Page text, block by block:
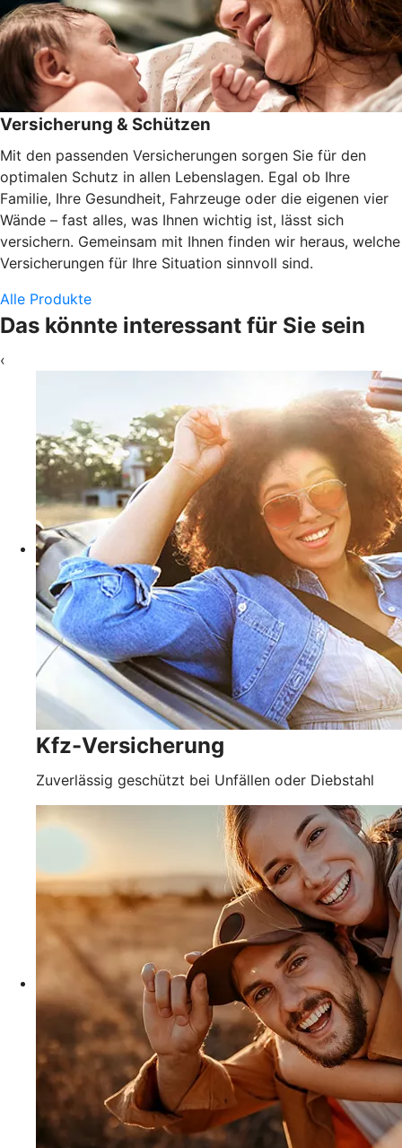
Versicherung & Schützen
Mit den passenden Versicherungen sorgen Sie für den
optimalen Schutz in allen Lebenslagen. Egal ob Ihre
Familie, Ihre Gesundheit, Fahrzeuge oder die eigenen vier
Wände – fast alles, was Ihnen wichtig ist, lässt sich
versichern. Gemeinsam mit Ihnen finden wir heraus, welche
Versicherungen für Ihre Situation sinnvoll sind.
Alle Produkte
Das könnte interessant für Sie sein
‹
Kfz-Versicherung
Zuverlässig geschützt bei Unfällen oder Diebstahl